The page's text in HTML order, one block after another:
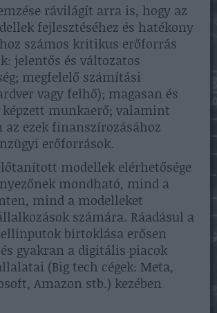
rávilágít arra is, hogy az
fejlesztéséhez és hatékony
számos kritikus erőforrás
jelentős és változatos
megfelelő számítási
vagy felhő); magasan és
munkaerő; valamint
az ezek finanszírozásához
erőforrások.
modellek elérhetősége
mondható, mind a
mind a modelleket
számára. Ráadásul a
birtoklása erősen
gyakran a digitális piacok
(Big tech cégek: Meta,
Amazon stb.) kezében